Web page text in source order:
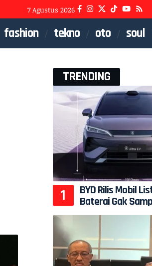
7 Agustus 2026
fashion tekno oto soul
TRENDING
BYD Rilis Mobil
Baterai Gak